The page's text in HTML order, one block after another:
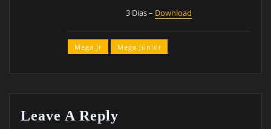
3 Dias – Download
Mega Jr Mega Júnior
Leave A Reply